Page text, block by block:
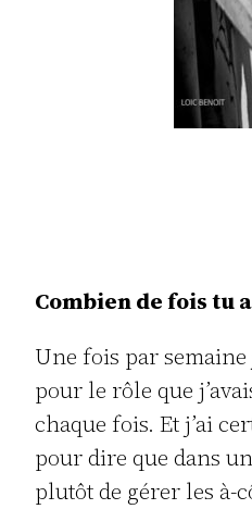
Combien de fois tu
Une fois par
pour le rôle que
chaque fois. Et j’ai
pour dire que dans
plutôt de gérer les à-